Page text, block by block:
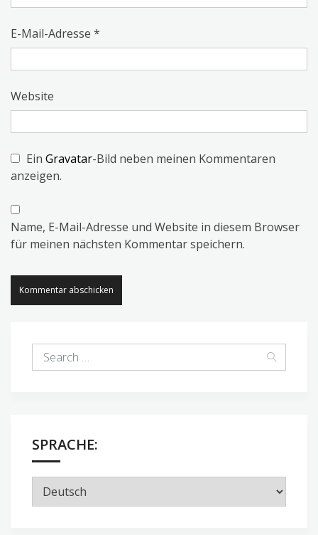
E-Mail-Adresse *
Website
Ein Gravatar-Bild neben meinen Kommentaren
anzeigen.
Name, E-Mail-Adresse und Website in diesem Browser
für meinen nächsten Kommentar speichern.
SPRACHE: